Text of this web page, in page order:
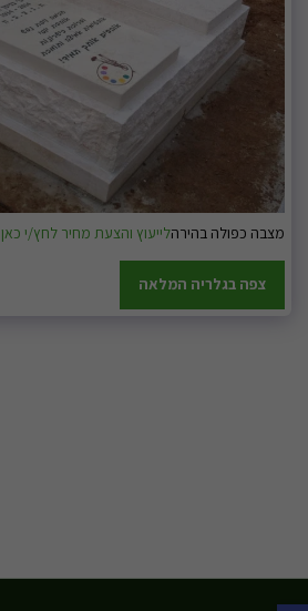
מצבה כפולה בהירהלייעוץ והצעת מחיר לחץ/י כאן
צפה בגלריה המלאה